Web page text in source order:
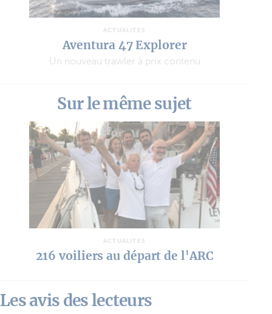
ACTUALITÉS
Aventura 48
Un flybridge qui change la donne
Sur le même sujet
ACTUALITÉS
216 voiliers au départ de l'ARC
Les avis des lecteurs